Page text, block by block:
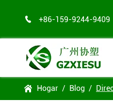
 +86-159-9244-9409
 Hogar Blog